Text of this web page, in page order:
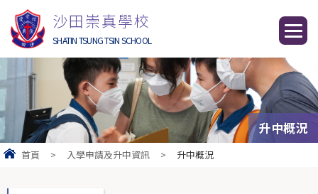
沙田崇真學校
SHATIN TSUNG TSIN SCHOOL
升中概況
首頁 > 入學申請及升中資訊 > 升中概況